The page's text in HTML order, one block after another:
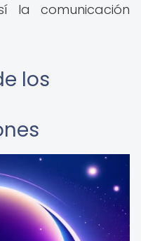
la comunicación
los